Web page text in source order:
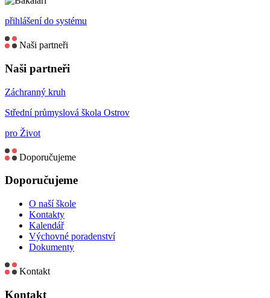
přihlášení do systému
Naši partneři
Naši partneři
Záchranný kruh
Střední průmyslová škola Ostrov
pro Život
Doporučujeme
Doporučujeme
O naší škole
Kontakty
Kalendář
Výchovné poradenství
Dokumenty
Kontakt
Kontakt